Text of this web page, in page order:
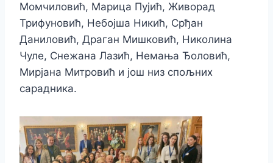
Момчиловић, Марица Пујић, Живорад
Трифуновић, Небојша Никић, Срђан
Даниловић, Драган Мишковић, Николина
Чуле, Снежана Лазић, Немања Ђоловић,
Мирјана Митровић и још низ спољних
сарадника.